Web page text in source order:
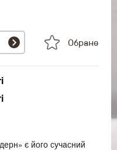
Обране
є його сучасний